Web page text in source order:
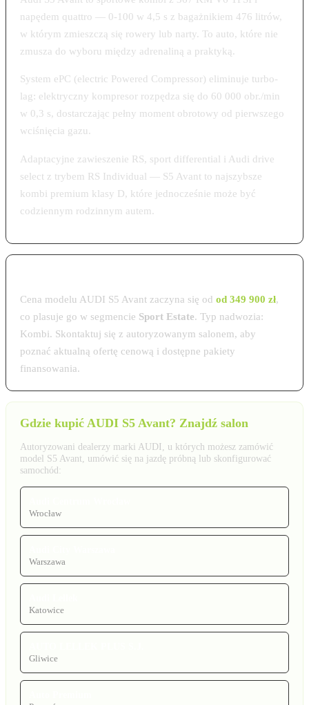
napędem quattro — 0-100 w 4,5 s z bagażnikiem 476 litrów,
w którym zmieszczą się rowery lub narty. To auto, które nie
zmusza do wyboru między adrenaliną a praktyką.
System ePC (electric Powered Compressor) eliminuje turbo-
lag: elektryczny kompresor rozpędza się do 60 000 obr./min
w 0,3 s, dostarczając pełny moment obrotowy od pierwszego
wciśnięcia gazu.
Adaptacyjne zawieszenie RS, sport differential i Audi drive
select z trybem RS Individual — S5 Avant to najszybsze
kombi premium klasy D, które jednocześnie może być
codziennym rodzinnym autem.
Cena modelu AUDI S5 Avant zaczyna się od od 349 900 zł,
co plasuje go w segmencie Sport Estate. Typ nadwozia:
Kombi. Skontaktuj się z autoryzowanym salonem, aby
poznać aktualną ofertę cenową i dostępne pakiety
finansowania.
Gdzie kupić AUDI S5 Avant? Znajdź salon
Autoryzowani dealerzy marki AUDI, u których możesz zamówić
model S5 Avant, umówić się na jazdę próbną lub skonfigurować
samochód:
Wrocław
Warszawa
Katowice
Gliwice